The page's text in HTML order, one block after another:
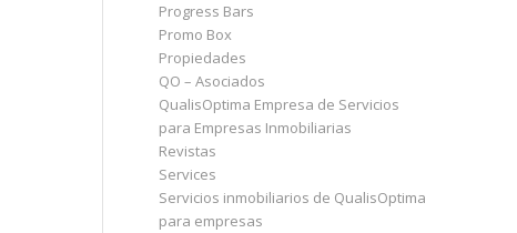
Progress Bars
Promo Box
Propiedades
QO – Asociados
QualisOptima Empresa de Servicios
para Empresas Inmobiliarias
Revistas
Services
Servicios inmobiliarios de QualisOptima
para empresas